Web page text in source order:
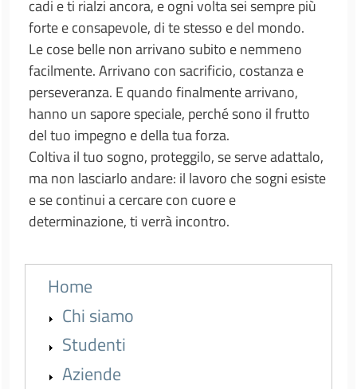
cadi e ti rialzi ancora, e ogni volta sei sempre più
forte e consapevole, di te stesso e del mondo.
Le cose belle non arrivano subito e nemmeno
facilmente. Arrivano con sacrificio, costanza e
perseveranza. E quando finalmente arrivano,
hanno un sapore speciale, perché sono il frutto
del tuo impegno e della tua forza.
Coltiva il tuo sogno, proteggilo, se serve adattalo,
ma non lasciarlo andare: il lavoro che sogni esiste
e se continui a cercare con cuore e
determinazione, ti verrà incontro.
Menu principale - voci espandibili -
Home
Chi siamo
Studenti
Aziende